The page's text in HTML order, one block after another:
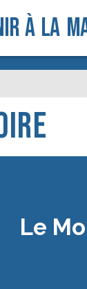
À La
Le